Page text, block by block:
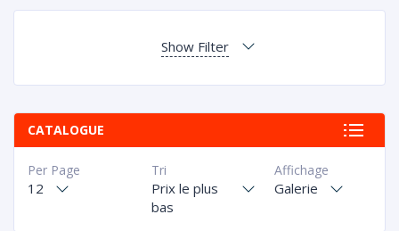
Show Filter
CATALOGUE
Affichage
Galerie
Tri
Prix le plus
bas
Per Page
12